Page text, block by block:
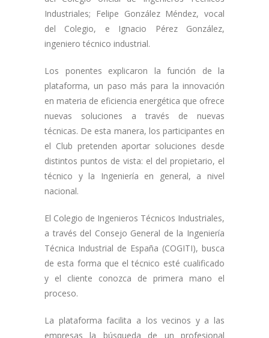
Industriales; Felipe González Méndez, vocal
del Colegio, e Ignacio Pérez González,
ingeniero técnico industrial.
Los ponentes explicaron la función de la
plataforma, un paso más para la innovación
en materia de eficiencia energética que ofrece
nuevas soluciones a través de nuevas
técnicas. De esta manera, los participantes en
el Club pretenden aportar soluciones desde
distintos puntos de vista: el del propietario, el
técnico y la Ingeniería en general, a nivel
nacional.
El Colegio de Ingenieros Técnicos Industriales,
a través del Consejo General de la Ingeniería
Técnica Industrial de España (COGITI), busca
de esta forma que el técnico esté cualificado
y el cliente conozca de primera mano el
proceso.
La plataforma facilita a los vecinos y a las
empresas la búsqueda de un profesional